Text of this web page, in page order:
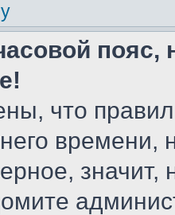
пояс,
что
значит,